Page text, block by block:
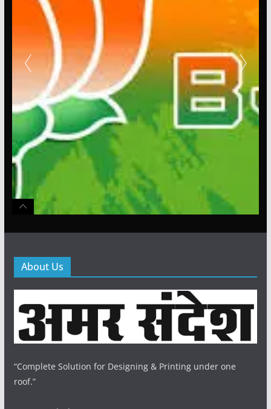
About Us
“Complete Solution for Designing & Printing under one
roof.”